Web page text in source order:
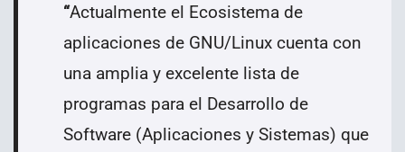
“Actualmente el Ecosistema de
aplicaciones de GNU/Linux cuenta con
una amplia y excelente lista de
programas para el Desarrollo de
Software (Aplicaciones y Sistemas) que